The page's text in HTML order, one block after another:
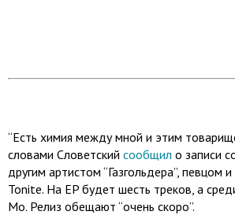
“Есть химия между мной и этим
словами Словетский сообщил о записи
другим артистом “Газгольдера”, певцом
Tonite. На EP будет шесть треков, а
Мо. Релиз обещают “очень скоро”.